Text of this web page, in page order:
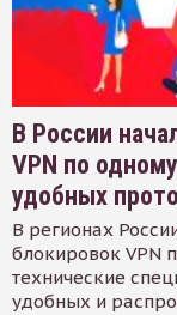
В России
VPN по
удобных
В регионах
блокировок VPN
технические
удобных и